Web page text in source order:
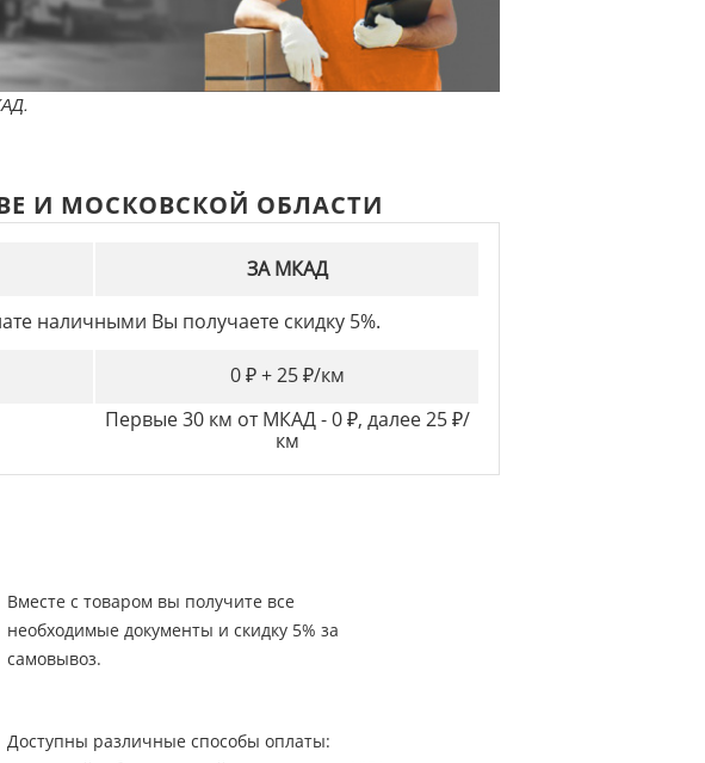
И МОСКОВСКОЙ ОБЛАСТИ
ЗА МКАД
наличными Вы получаете скидку 5%.
0 ₽ + 25 ₽/км
Первые 30 км от МКАД - 0 ₽, далее 25 ₽/
км
Вместе с товаром вы получите все
необходимые документы и скидку 5% за
самовывоз.
Доступны различные способы оплаты: